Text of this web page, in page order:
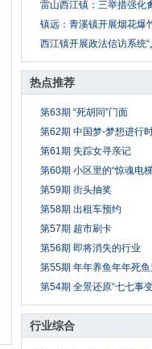
雷山西江镇：三举措强化
镇远：青溪镇开展烟花爆
西江镇开展政法信访系统
热点推荐
第63期 “死胡同”门面
第62期 中国梦-梦想进行
第61期 失踪女寻亲记
第60期 小区里的“惊魂电
第59期 街头抽奖
第58期 出租车预约
第57期 超市刷卡
第56期 即将消失的行业
第55期 年年养鱼年年死鱼
第54期 全景还原“七七事
行业综合